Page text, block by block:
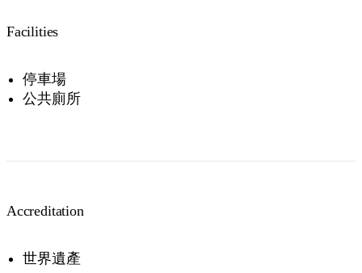
Facilities
停車場
公共廁所
Accreditation
世界遺產